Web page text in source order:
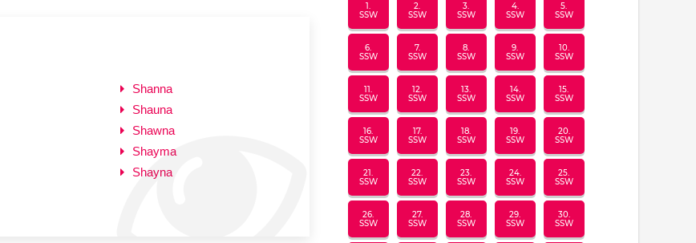
Shanna
Shauna
Shawna
Shayma
Shayna
1.
SSW
2.
SSW
3.
SSW
4.
SSW
5.
SSW
6.
SSW
7.
SSW
8.
SSW
9.
SSW
10.
SSW
11.
SSW
12.
SSW
13.
SSW
14.
SSW
15.
SSW
16.
SSW
17.
SSW
18.
SSW
19.
SSW
20.
SSW
21.
SSW
22.
SSW
23.
SSW
24.
SSW
25.
SSW
26.
SSW
27.
SSW
28.
SSW
29.
SSW
30.
SSW